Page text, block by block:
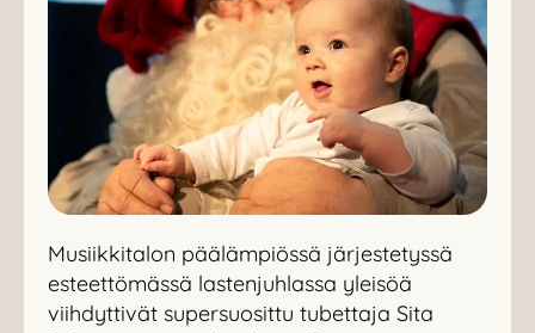
Musiikkitalon päälämpiössä järjestetyssä
esteettömässä lastenjuhlassa yleisöä
viihdyttivät supersuosittu tubettaja Sita